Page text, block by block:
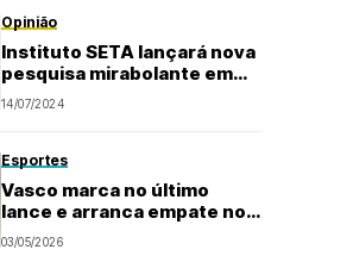
Opinião
Instituto SETA lançará nova
pesquisa mirabolante em
São Gonçalo do Amarante
14/07/2024
Esportes
Vasco marca no último
lance e arranca empate no
clássico com o Flamengo
03/05/2026